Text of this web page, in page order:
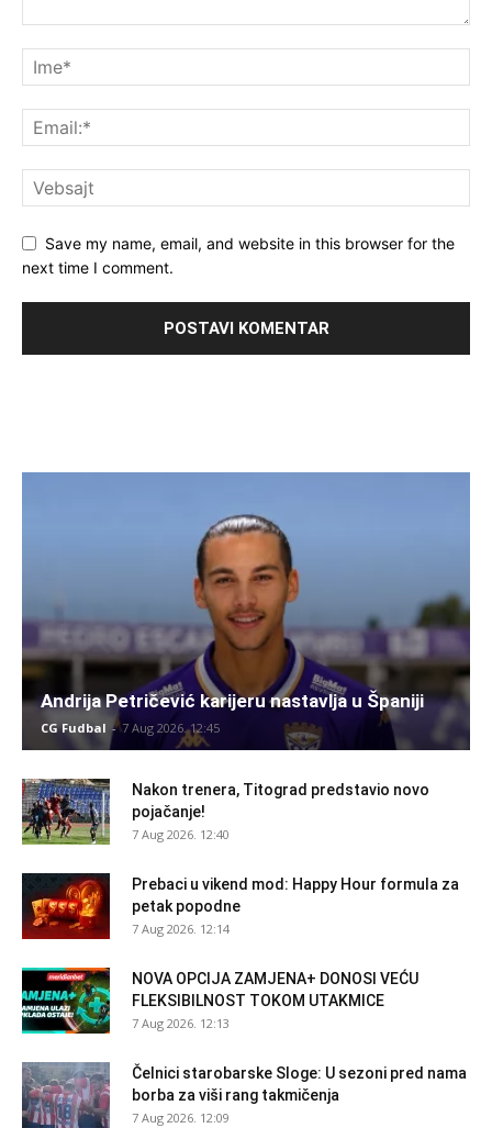
Save my name, email, and website in this browser for the
next time I comment.
Andrija Petričević karijeru nastavlja u Španiji
CG Fudbal - 7 Aug 2026. 12:45
Nakon trenera, Titograd predstavio novo
pojačanje!
7 Aug 2026. 12:40
Prebaci u vikend mod: Happy Hour formula za
petak popodne
7 Aug 2026. 12:14
NOVA OPCIJA ZAMJENA+ DONOSI VEĆU
FLEKSIBILNOST TOKOM UTAKMICE
7 Aug 2026. 12:13
Čelnici starobarske Sloge: U sezoni pred nama
borba za viši rang takmičenja
7 Aug 2026. 12:09